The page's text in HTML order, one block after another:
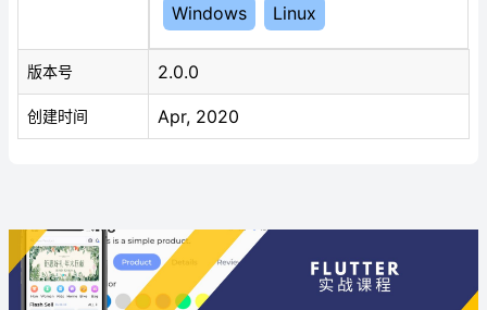
Windows Linux
版本号 2.0.0
创建时间 Apr, 2020